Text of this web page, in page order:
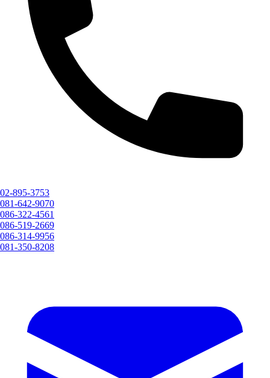
02-895-3753
081-642-9070
086-322-4561
086-519-2669
086-314-9956
081-350-8208